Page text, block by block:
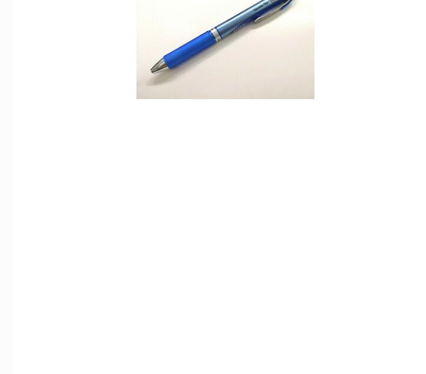
Pentel BLN 75 Energel 0,5mm kula
Pentel BL 77 Energel